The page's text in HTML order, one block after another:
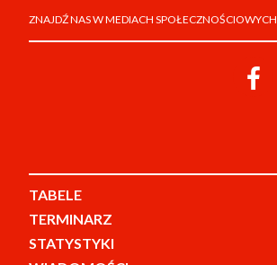
ZNAJDŹ NAS W MEDIACH SPOŁECZNOŚCIOWYCH
TABELE
TERMINARZ
STATYSTYKI